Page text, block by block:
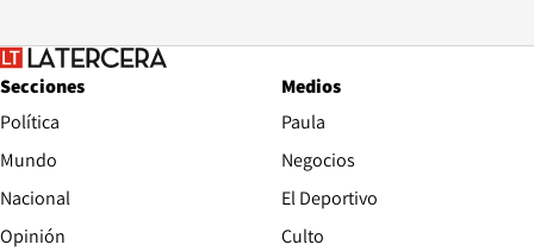
Secciones
Política
Mundo
Nacional
Opinión
Medios
Paula
Negocios
El Deportivo
Culto